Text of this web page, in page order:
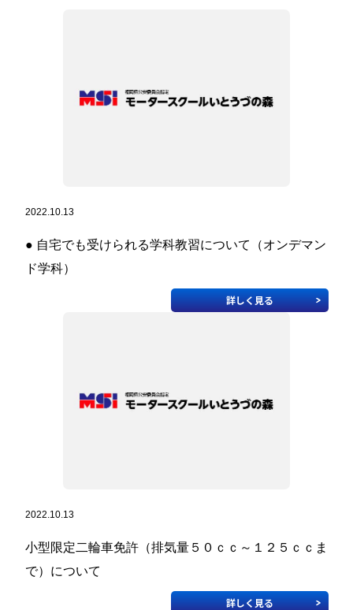
教習生ページ
2022.10.13
● 自宅でも受けられる学科教習について（オンデマン
ド学科）
詳しく見る
2022.10.13
小型限定二輪車免許（排気量５０ｃｃ～１２５ｃｃま
で）について
詳しく見る